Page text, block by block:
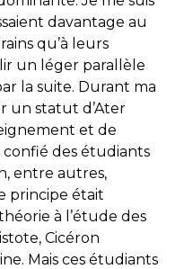
davantage au
qu’à leurs
un léger parallèle
la suite. Durant ma
un statut d’Ater
et de
confié des étudiants
entre autres,
principe était
à l’étude des
Cicéron
Mais ces étudiants